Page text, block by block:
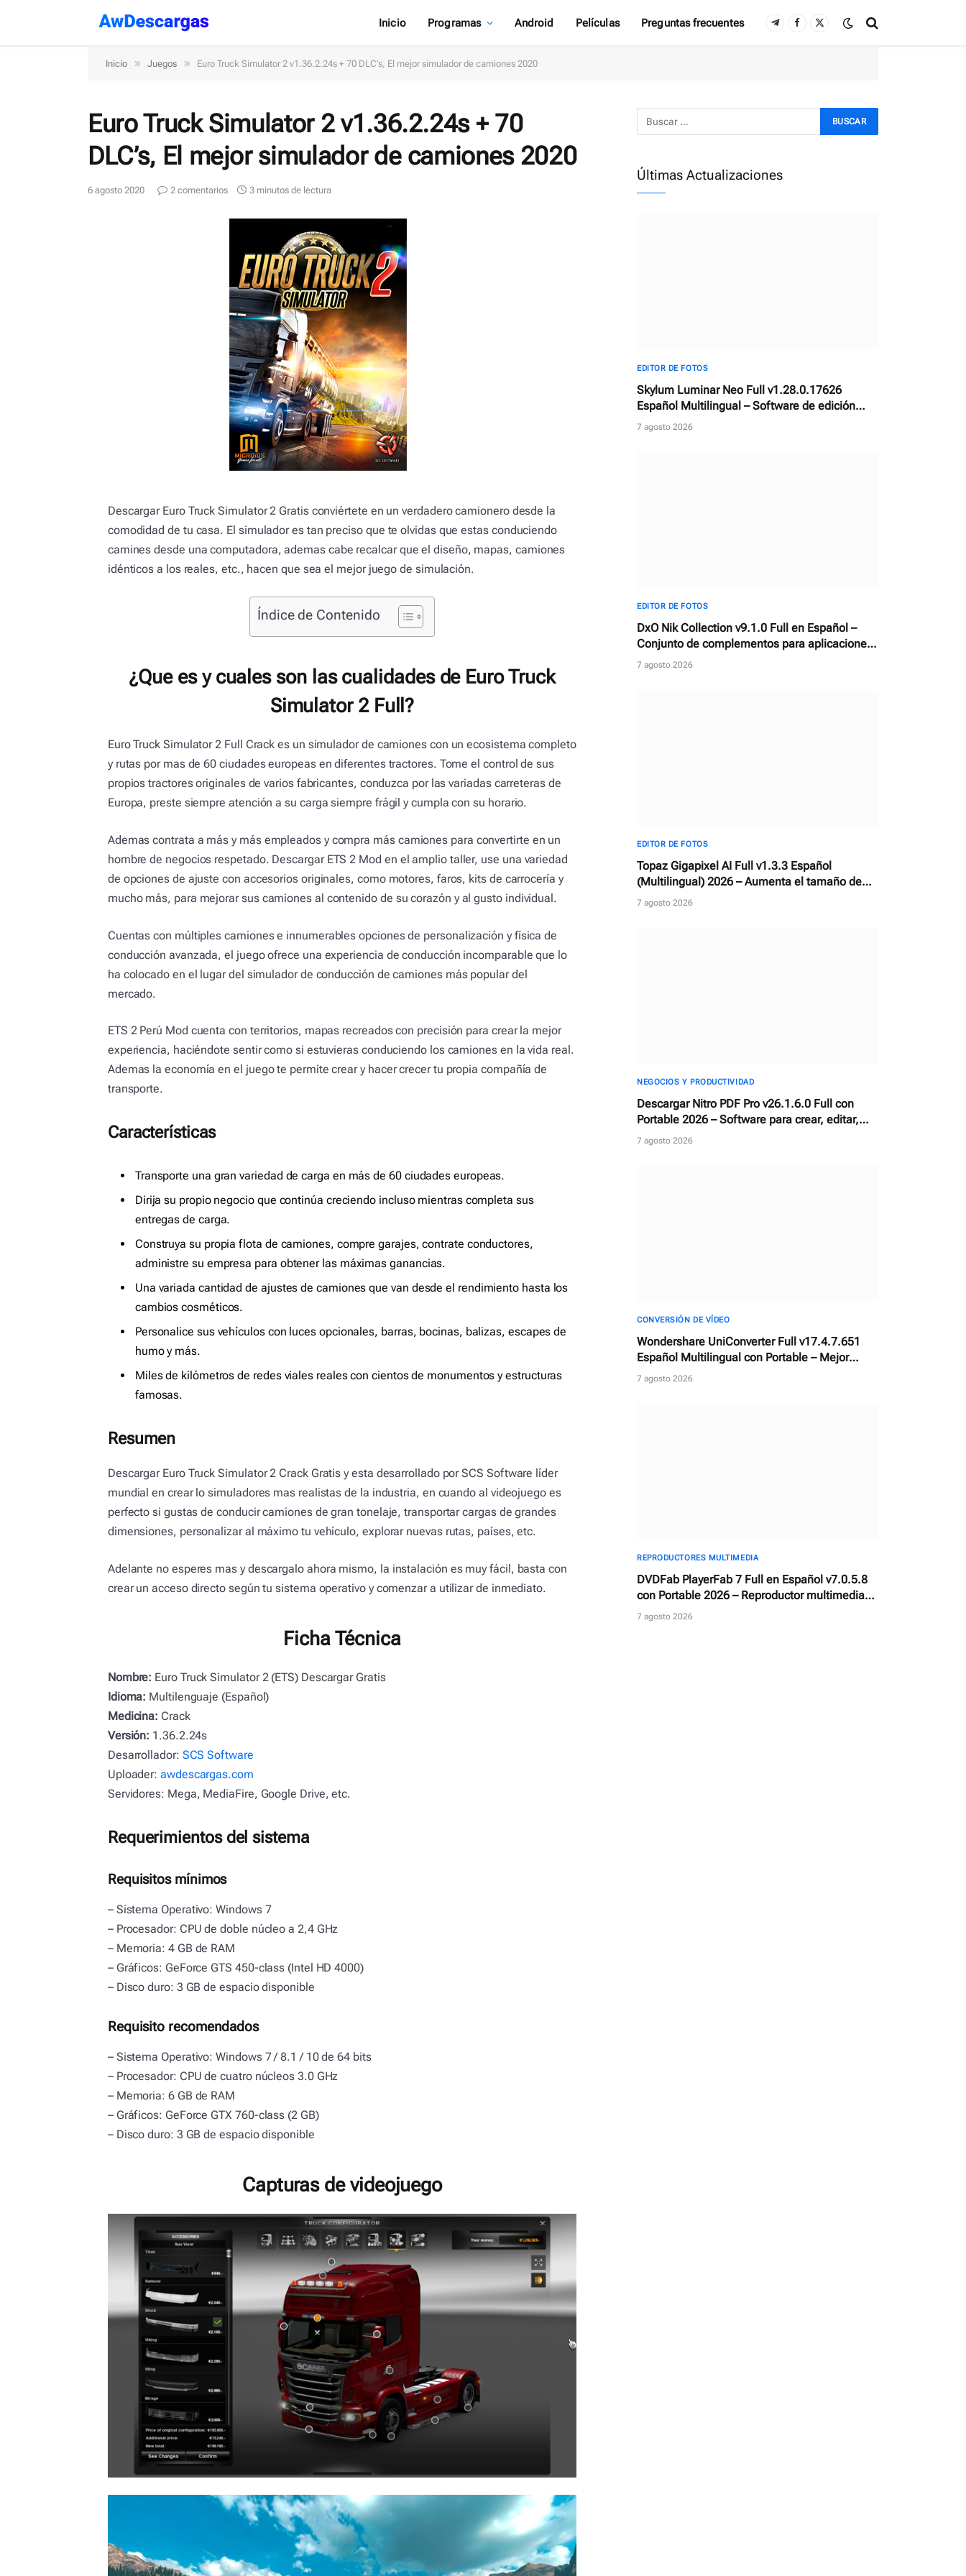
Inicio Programas Android Películas Preguntas frecuentes TelegramFacebook
X
Inicio » Juegos » Euro Truck Simulator 2 v1.36.2.24s + 70 DLC’s, El mejor simulador de camiones 2020
Euro Truck Simulator 2 v1.36.2.24s + 70
DLC’s, El mejor simulador de camiones 2020
6 agosto 2020 2 comentarios 3 minutos de lectura
Descargar Euro Truck Simulator 2 Gratis conviértete en un verdadero camionero desde la
comodidad de tu casa. El simulador es tan preciso que te olvidas que estas conduciendo
camines desde una computadora, ademas cabe recalcar que el diseño, mapas, camiones
idénticos a los reales, etc., hacen que sea el mejor juego de simulación.
Índice de Contenido
¿Que es y cuales son las cualidades de Euro Truck
Simulator 2 Full?
Euro Truck Simulator 2 Full Crack es un simulador de camiones con un ecosistema completo
y rutas por mas de 60 ciudades europeas en diferentes tractores. Tome el control de sus
propios tractores originales de varios fabricantes, conduzca por las variadas carreteras de
Europa, preste siempre atención a su carga siempre frágil y cumpla con su horario.
Ademas contrata a más y más empleados y compra más camiones para convertirte en un
hombre de negocios respetado. Descargar ETS 2 Mod en el amplio taller, use una variedad
de opciones de ajuste con accesorios originales, como motores, faros, kits de carrocería y
mucho más, para mejorar sus camiones al contenido de su corazón y al gusto individual.
Cuentas con múltiples camiones e innumerables opciones de personalización y física de
conducción avanzada, el juego ofrece una experiencia de conducción incomparable que lo
ha colocado en el lugar del simulador de conducción de camiones más popular del
mercado.
ETS 2 Perú Mod cuenta con territorios, mapas recreados con precisión para crear la mejor
experiencia, haciéndote sentir como si estuvieras conduciendo los camiones en la vida real.
Ademas la economía en el juego te permite crear y hacer crecer tu propia compañía de
transporte.
Características
Transporte una gran variedad de carga en más de 60 ciudades europeas.
Dirija su propio negocio que continúa creciendo incluso mientras completa sus
entregas de carga.
Construya su propia flota de camiones, compre garajes, contrate conductores,
administre su empresa para obtener las máximas ganancias.
Una variada cantidad de ajustes de camiones que van desde el rendimiento hasta los
cambios cosméticos.
Personalice sus vehículos con luces opcionales, barras, bocinas, balizas, escapes de
humo y más.
Miles de kilómetros de redes viales reales con cientos de monumentos y estructuras
famosas.
Resumen
Descargar Euro Truck Simulator 2 Crack Gratis y esta desarrollado por SCS Software líder
mundial en crear lo simuladores mas realistas de la industria, en cuando al videojuego es
perfecto si gustas de conducir camiones de gran tonelaje, transportar cargas de grandes
dimensiones, personalizar al máximo tu vehículo, explorar nuevas rutas, países, etc.
Adelante no esperes mas y descargalo ahora mismo, la instalación es muy fácil, basta con
crear un acceso directo según tu sistema operativo y comenzar a utilizar de inmediato.
Ficha Técnica
Nombre: Euro Truck Simulator 2 (ETS) Descargar Gratis
Idioma: Multilenguaje (Español)
Medicina: Crack
Versión: 1.36.2.24s
Desarrollador: SCS Software
Uploader:awdescargas.com
Servidores: Mega, MediaFire, Google Drive, etc.
Requerimientos del sistema
Requisitos mínimos
– Sistema Operativo: Windows 7
– Procesador: CPU de doble núcleo a 2,4 GHz
– Memoria: 4 GB de RAM
– Gráficos: GeForce GTS 450-class (Intel HD 4000)
– Disco duro: 3 GB de espacio disponible
Requisito recomendados
– Sistema Operativo: Windows 7 / 8.1 / 10 de 64 bits
– Procesador: CPU de cuatro núcleos 3.0 GHz
– Memoria: 6 GB de RAM
– Gráficos: GeForce GTX 760-class (2 GB)
– Disco duro: 3 GB de espacio disponible
Capturas de videojuego
Últimas Actualizaciones
EDITOR DE FOTOS
Skylum Luminar Neo Full v1.28.0.17626
Español Multilingual – Software de edición
fotográfica con IA
7 agosto 2026
EDITOR DE FOTOS
DxO Nik Collection v9.1.0 Full en Español –
Conjunto de complementos para aplicaciones
de edición de fotos
7 agosto 2026
EDITOR DE FOTOS
Topaz Gigapixel AI Full v1.3.3 Español
(Multilingual) 2026 – Aumenta el tamaño de
cualquier imagen con IA
7 agosto 2026
NEGOCIOS Y PRODUCTIVIDAD
Descargar Nitro PDF Pro v26.1.6.0 Full con
Portable 2026 – Software para crear, editar,
convertir y firmar documentos PDF
7 agosto 2026
CONVERSIÓN DE VÍDEO
Wondershare UniConverter Full v17.4.7.651
Español Multilingual con Portable – Mejor
convertidor de vídeos con AI
7 agosto 2026
REPRODUCTORES MULTIMEDIA
DVDFab PlayerFab 7 Full en Español v7.0.5.8
con Portable 2026 – Reproductor multimedia
todo incluido
7 agosto 2026